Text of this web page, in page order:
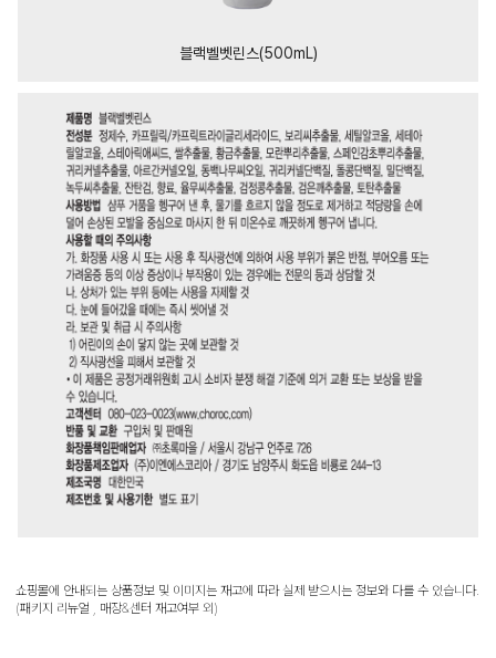
블랙벨벳린스(500mL)
쇼핑몰에 안내되는 상품정보 및 이미지는 재고에 따라 실제 받으시는 정보와 다를 수 있습니다.
(패키지 리뉴얼 , 매장&센터 재고여부 외)